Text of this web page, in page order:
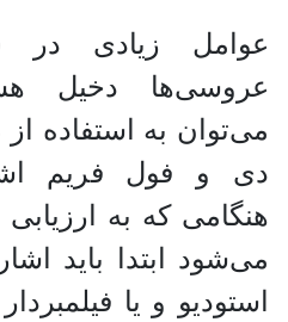
عوامل زیادی در
عروسی‌ها دخیل
می‌توان به استفاده
دی و فول فریم
هنگامی که به ارزیابی
می‌شود ابتدا باید
استودیو و یا